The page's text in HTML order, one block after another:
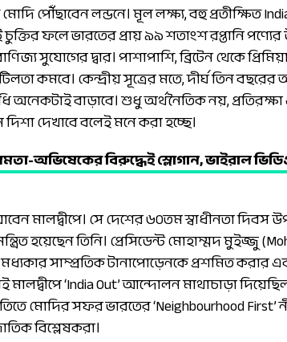
পৌঁছাবেন লন্ডনে। মূল লক্ষ্য, বহু প্রতীক্ষিত
ফলে ভারতের প্রায় ৯৯ শতাংশ রপ্তানি
সুযোগের দ্বার। পাশাপাশি, ব্রিটেন থেকে
কমবে। কেন্দ্রীয় সূত্রের মতে, দীর্ঘ তিন
অনেকটাই বাড়াবে। শুধু অর্থনৈতিক নয়, প্রতিরক্ষা
দেখাবে বলেই মনে করা হচ্ছে।
অভিষেকের বিরুদ্ধেই স্লোগান, ভাইরাল
মালদ্বীপে। সে দেশের ৬০তম স্বাধীনতা
হয়েছেন তিনি। প্রেসিডেন্ট মোহাম্মদ মুইজ্জু
সাম্প্রতিক টানাপোড়েনকে প্রশমিত করার
‘India Out’ আন্দোলন মাথাচাড়া
মোদির সফর ভারতের ‘Neighbourhood
বিশ্লেষকরা।